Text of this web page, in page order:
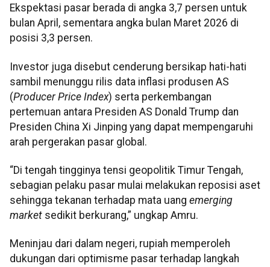
Ekspektasi pasar berada di angka 3,7 persen untuk
bulan April, sementara angka bulan Maret 2026 di
posisi 3,3 persen.
Investor juga disebut cenderung bersikap hati-hati
sambil menunggu rilis data inflasi produsen AS
(Producer Price Index) serta perkembangan
pertemuan antara Presiden AS Donald Trump dan
Presiden China Xi Jinping yang dapat mempengaruhi
arah pergerakan pasar global.
“Di tengah tingginya tensi geopolitik Timur Tengah,
sebagian pelaku pasar mulai melakukan reposisi aset
sehingga tekanan terhadap mata uang emerging
market sedikit berkurang,” ungkap Amru.
Meninjau dari dalam negeri, rupiah memperoleh
dukungan dari optimisme pasar terhadap langkah